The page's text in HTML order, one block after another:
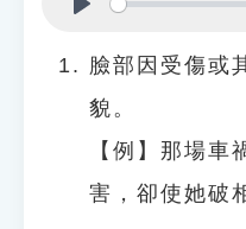
臉部因受傷或
貌。
【例】那場車
害，卻使她破